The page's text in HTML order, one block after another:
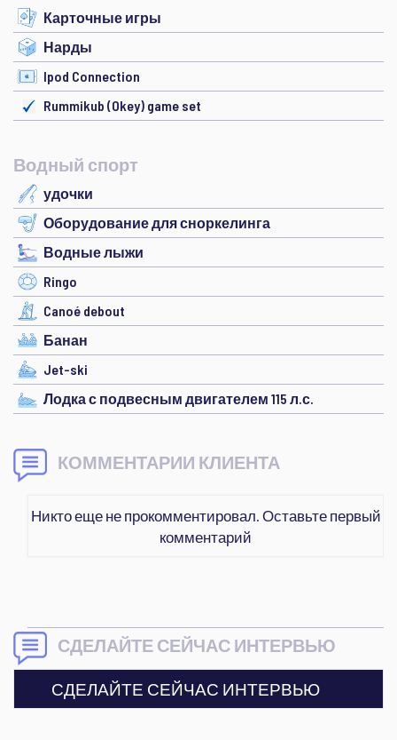
Карточные игры
Нарды
Ipod Connection
Rummikub (Okey) game set
Водный спорт
удочки
Оборудование для сноркелинга
Водные лыжи
Ringo
Canoé debout
Банан
Jet-ski
Лодка с подвесным двигателем 115 л.с.
КОММЕНТАРИИ КЛИЕНТА
Никто еще не прокомментировал. Оставьте первый
комментарий
СДЕЛАЙТЕ СЕЙЧАС ИНТЕРВЬЮ
СДЕЛАЙТЕ СЕЙЧАС ИНТЕРВЬЮ